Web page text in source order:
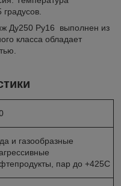
Ду250 Ру16 выполнен из
класса обладает
и газообразные
пар до +425С